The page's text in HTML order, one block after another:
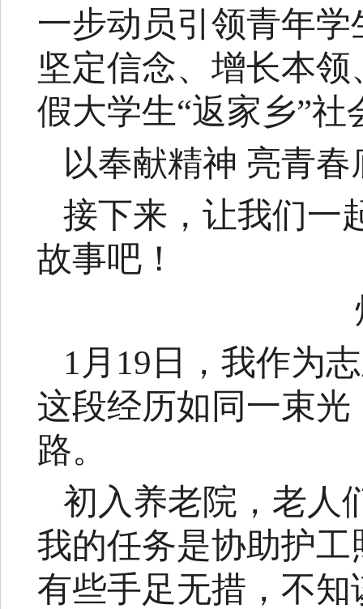
一步动员引领青年
坚定信念、增长本
假大学生“返家乡”社
以奉献精神 亮青春
接下来，让我们一
故事吧！
1月19日，我作为
这段经历如同一束
路。
初入养老院，老人
我的任务是协助护
有些手足无措，不